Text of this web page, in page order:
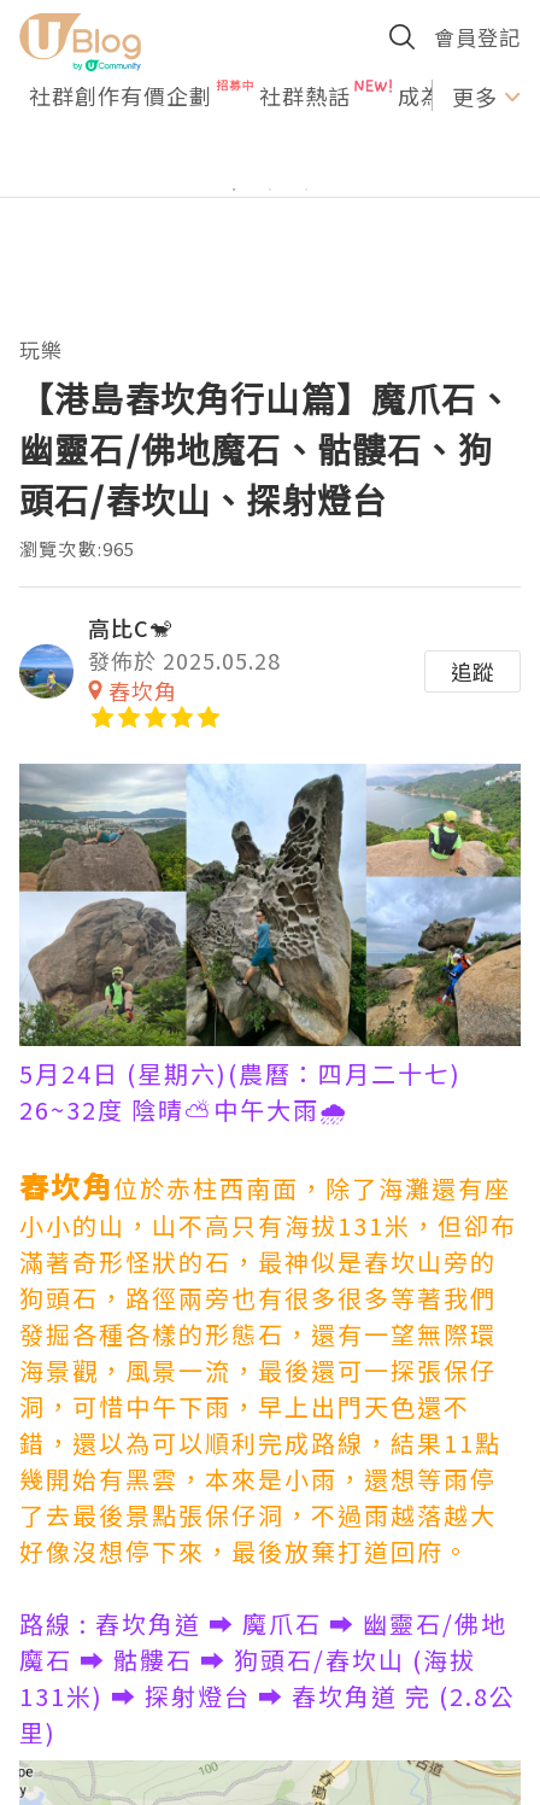
會員登記
社群創作有價企劃 社群熱話 成為U更多
玩樂
【港島舂坎角行山篇】魔爪石、
幽靈石/佛地魔石、骷髏石、狗
頭石/舂坎山、探射燈台
瀏覽次數:965
高比C🐒
發佈於 2025.05.28
舂坎角
追蹤
5月24日 (星期六)(農曆：四月二十七)
26~32度 陰晴⛅️中午大雨🌧
舂坎角位於赤柱西南面，除了海灘還有座
小小的山，山不高只有海拔131米，但卻布
滿著奇形怪狀的石，最神似是舂坎山旁的
狗頭石，路徑兩旁也有很多很多等著我們
發掘各種各樣的形態石，還有一望無際環
海景觀，風景一流，最後還可一探張保仔
洞，可惜中午下雨，早上出門天色還不
錯，還以為可以順利完成路線，結果11點
幾開始有黑雲，本來是小雨，還想等雨停
了去最後景點張保仔洞，不過雨越落越大
好像沒想停下來，最後放棄打道回府。
路線 : 舂坎角道 ➡️ 魔爪石 ➡️ 幽靈石/佛地
魔石 ➡️ 骷髏石 ➡️ 狗頭石/舂坎山 (海拔
131米) ➡️ 探射燈台 ➡️ 舂坎角道 完 (2.8公
里)